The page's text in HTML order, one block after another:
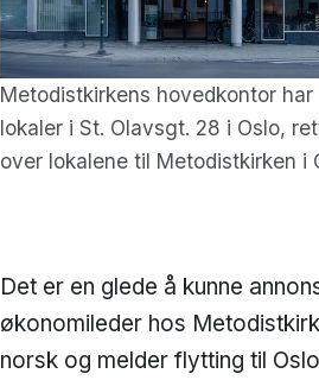
Metodistkirkens hovedkontor har
lokaler i St. Olavsgt. 28 i Oslo,
over lokalene til Metodistkirken i
Det er en glede å kunne
økonomileder hos
norsk og melder flytting til